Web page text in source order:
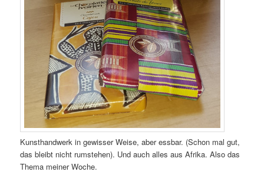
Kunsthandwerk in gewisser Weise, aber essbar. (Schon mal gut,
das bleibt nicht rumstehen). Und auch alles aus Afrika. Also das
Thema meiner Woche.